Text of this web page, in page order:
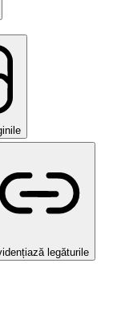
legăturile